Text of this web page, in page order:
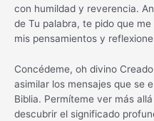
con humildad y reverencia.
de Tu palabra, te pido que
mis pensamientos y
Concédeme, oh divino
asimilar los mensajes que se
Biblia. Permíteme ver más
descubrir el significado